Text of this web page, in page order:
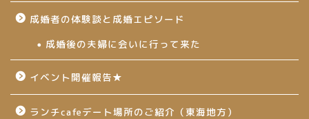
成婚者の体験談と成婚エピソード
成婚後の夫婦に会いに行って来た
イベント開催報告★
ランチcafeデート場所のご紹介（東海地方）